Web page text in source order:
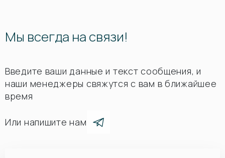
Мы всегда на связи!
Введите ваши данные и текст сообщения, и
наши менеджеры свяжутся с вам в ближайшее
время
Или напишите нам